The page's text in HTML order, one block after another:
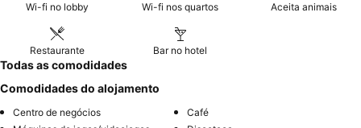
Wi-fi no lobby Wi-fi nos quartos Aceita animais
Restaurante Bar no hotel
Todas as comodidades
Comodidades do alojamento
Centro de negócios
Café